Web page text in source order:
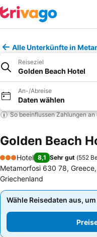
Alle Unterkünfte in
Reiseziel
Golden Beach Hotel
An-/Abreise
Daten wählen
So beeinflussen Zahlungen an
Golden Beach
3 Sterne
Hotel 8,1 Sehr gut (552
Metamorfosi 630 78,
Griechenland
Wähle Reisedaten aus,
Wähle Reisedaten aus,